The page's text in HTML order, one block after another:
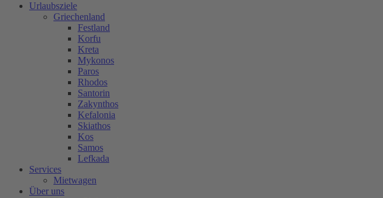
Urlaubsziele
Griechenland
Festland
Korfu
Kreta
Mykonos
Paros
Rhodos
Santorin
Zakynthos
Kefalonia
Skiathos
Kos
Samos
Lefkada
Services
Mietwagen
Über uns